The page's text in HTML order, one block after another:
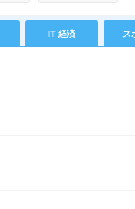
IT 経済 ス